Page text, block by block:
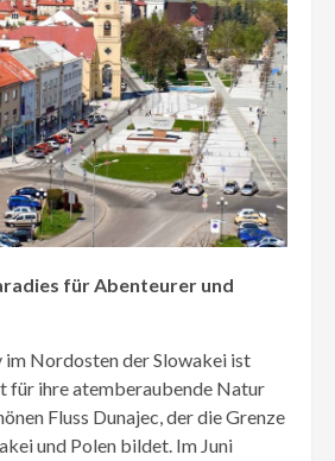
für Abenteurer und
im Nordosten der Slowakei ist
für ihre atemberaubende Natur
Fluss Dunajec, der die Grenze
und Polen bildet. Im Juni